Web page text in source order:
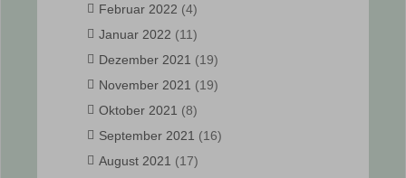
Februar 2022 (4)
Januar 2022 (11)
Dezember 2021 (19)
November 2021 (19)
Oktober 2021 (8)
September 2021 (16)
August 2021 (17)